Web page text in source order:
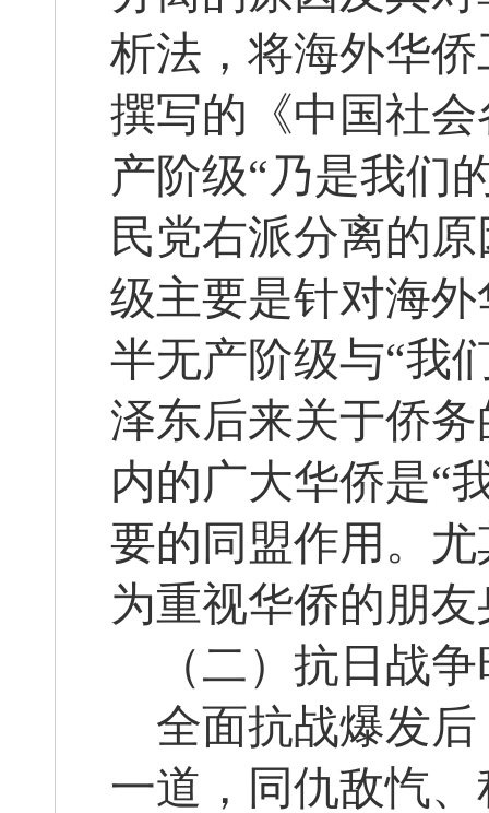
析法，将海外华
撰写的《中国社
产阶级“乃是我们
民党右派分离的
级主要是针对海
半无产阶级与“我
泽东后来关于侨
内的广大华侨是“
要的同盟作用。
为重视华侨的朋
（二）抗日战
全面抗战爆发
一道，同仇敌忾